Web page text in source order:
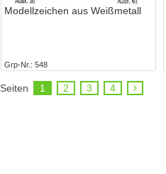
Modellzeichen aus Weißmetall
Grp-Nr. 548
Seiten 1 2 3 4